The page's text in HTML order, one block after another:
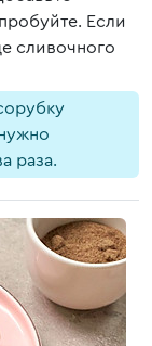
Если
сливочного
раза.